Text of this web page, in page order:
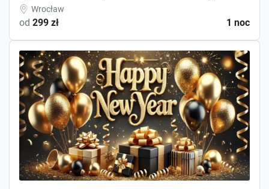
Wrocław
od 299 zł 1 noc